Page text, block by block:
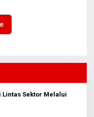
Sektor Melalui